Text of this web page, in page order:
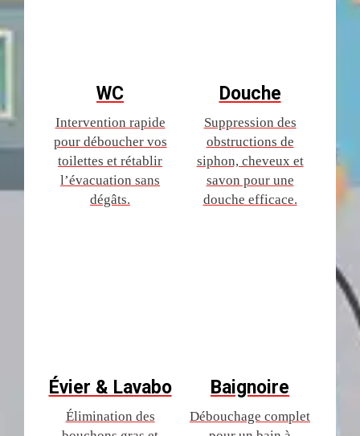
WC
Intervention rapide
pour déboucher vos
toilettes et rétablir
l’évacuation sans
dégâts.
Évier & Lavabo
Élimination des
Douche
Suppression des
obstructions de
siphon, cheveux et
savon pour une
douche efficace.
Baignoire
Débouchage complet